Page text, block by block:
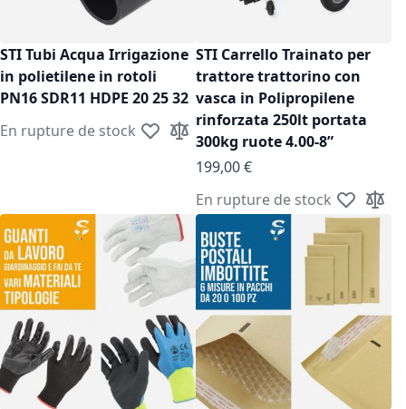
STI Tubi Acqua Irrigazione
in polietilene in rotoli
PN16 SDR11 HDPE 20 25 32
En rupture de stock Ajouter à ma liste d’envie
Ajouter au comparateur
STI Carrello Trainato per
trattore trattorino con
vasca in Polipropilene
rinforzata 250lt portata
300kg ruote 4.00-8”
199,00 €
En rupture de stock Ajouter à